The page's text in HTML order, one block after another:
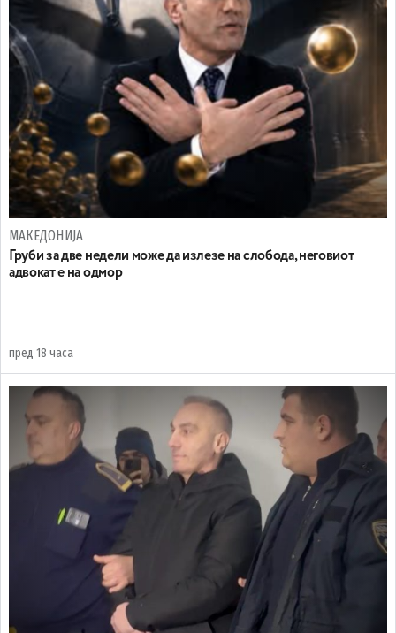
МАКЕДОНИЈА
Груби за две недели може да излезе на слобода, неговиот
адвокат е на одмор
пред 18 часа